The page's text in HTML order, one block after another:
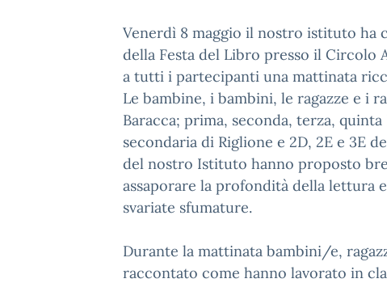
Venerdì 8 maggio il nostro istituto ha
della Festa del Libro presso il Circolo
a tutti i partecipanti una mattinata
Le bambine, i bambini, le ragazze e i
Baracca; prima, seconda, terza,
secondaria di Riglione e 2D, 2E e 3E
del nostro Istituto hanno proposto
assaporare la profondità della lettura
svariate sfumature.
Durante la mattinata bambini/e,
raccontato come hanno lavorato in